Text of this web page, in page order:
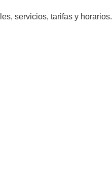
servicios, tarifas y horarios.